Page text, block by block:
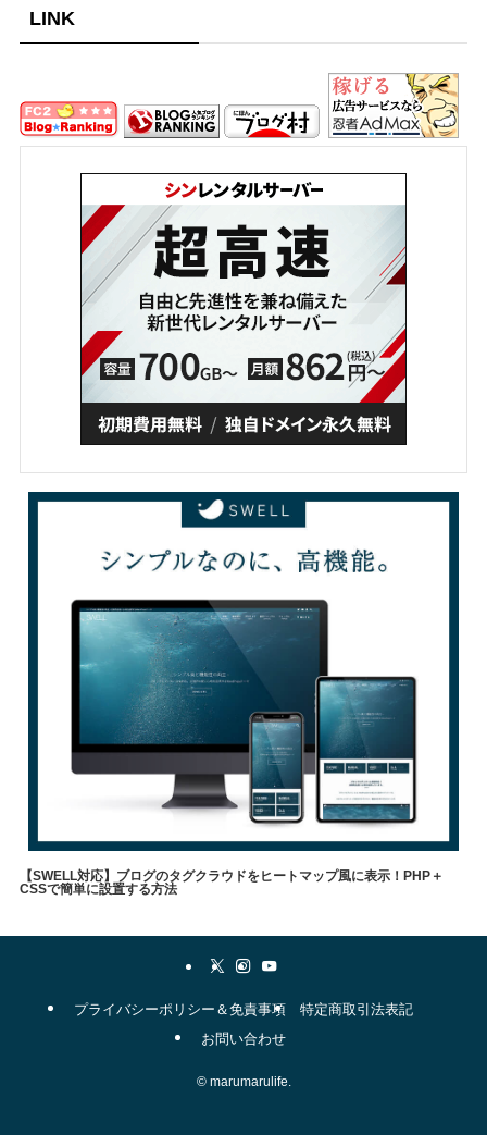
LINK
【SWELL対応】ブログのタグクラウドをヒートマップ風に表示！PHP＋
CSSで簡単に設置する方法
やりたいこと
プライバシーポリシー＆免責事項
特定商取引法表記
お問い合わせ
©marumarulife.